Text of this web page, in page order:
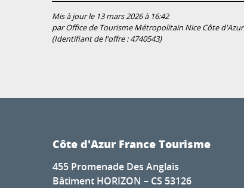
Mis à jour le 13 mars 2026 à 16:42
par Office de Tourisme Métropolitain Nice Côte d'Azur
(Identifiant de l'offre :4740543)
Côte d'Azur France Tourisme
455 Promenade Des Anglais
Bâtiment HORIZON – CS 53126